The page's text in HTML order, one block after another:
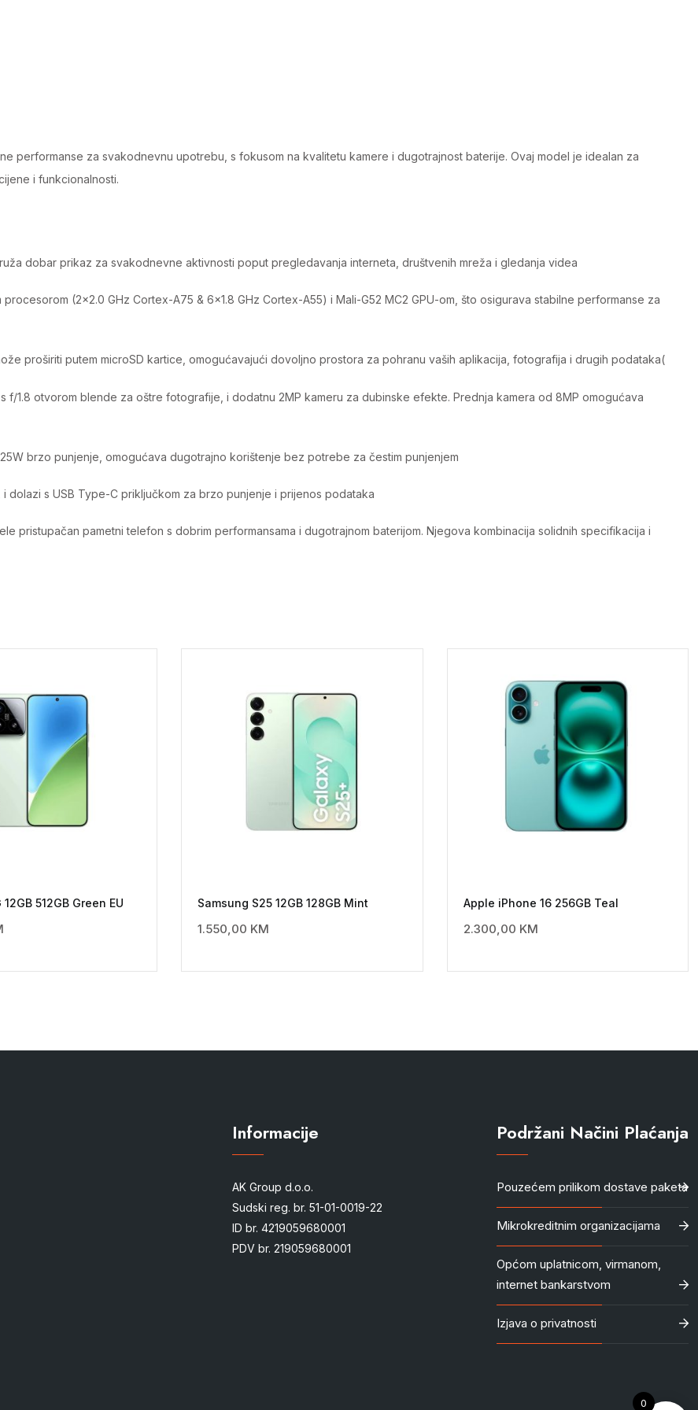
performanse za svakodnevnu upotrebu, s fokusom na kvalitetu kamere i dugotrajnost baterije. Ovaj model je idealan za
i funkcionalnosti.
dobar prikaz za svakodnevne aktivnosti poput pregledavanja interneta, društvenih mreža i gledanja videa​
(2×2.0 GHz Cortex-A75 & 6×1.8 GHz Cortex-A55) i Mali-G52 MC2 GPU-om, što osigurava stabilne performanse za
proširiti putem microSD kartice, omogućavajući dovoljno prostora za pohranu vaših aplikacija, fotografija i drugih podataka​(
f/1.8 otvorom blende za oštre fotografije, i dodatnu 2MP kameru za dubinske efekte. Prednja kamera od 8MP omogućava
brzo punjenje, omogućava dugotrajno korištenje bez potrebe za čestim punjenjem​
dolazi s USB Type-C priključkom za brzo punjenje i prijenos podataka​
pristupačan pametni telefon s dobrim performansama i dugotrajnom baterijom. Njegova kombinacija solidnih specifikacija i
512GB Green EU Samsung S25 12GB 128GB Mint
1.550,00 KM
Apple iPhone 16 256GB Teal
2.300,00 KM
Informacije
AK Group d.o.o.
Sudski reg. br. 51-01-0019-22
ID br. 4219059680001
PDV br. 219059680001
Podržani Načini Plaćanja
Pouzećem prilikom dostave paketa
Mikrokreditnim organizacijama
Općom uplatnicom, virmanom,
internet bankarstvom
Izjava o privatnosti
0